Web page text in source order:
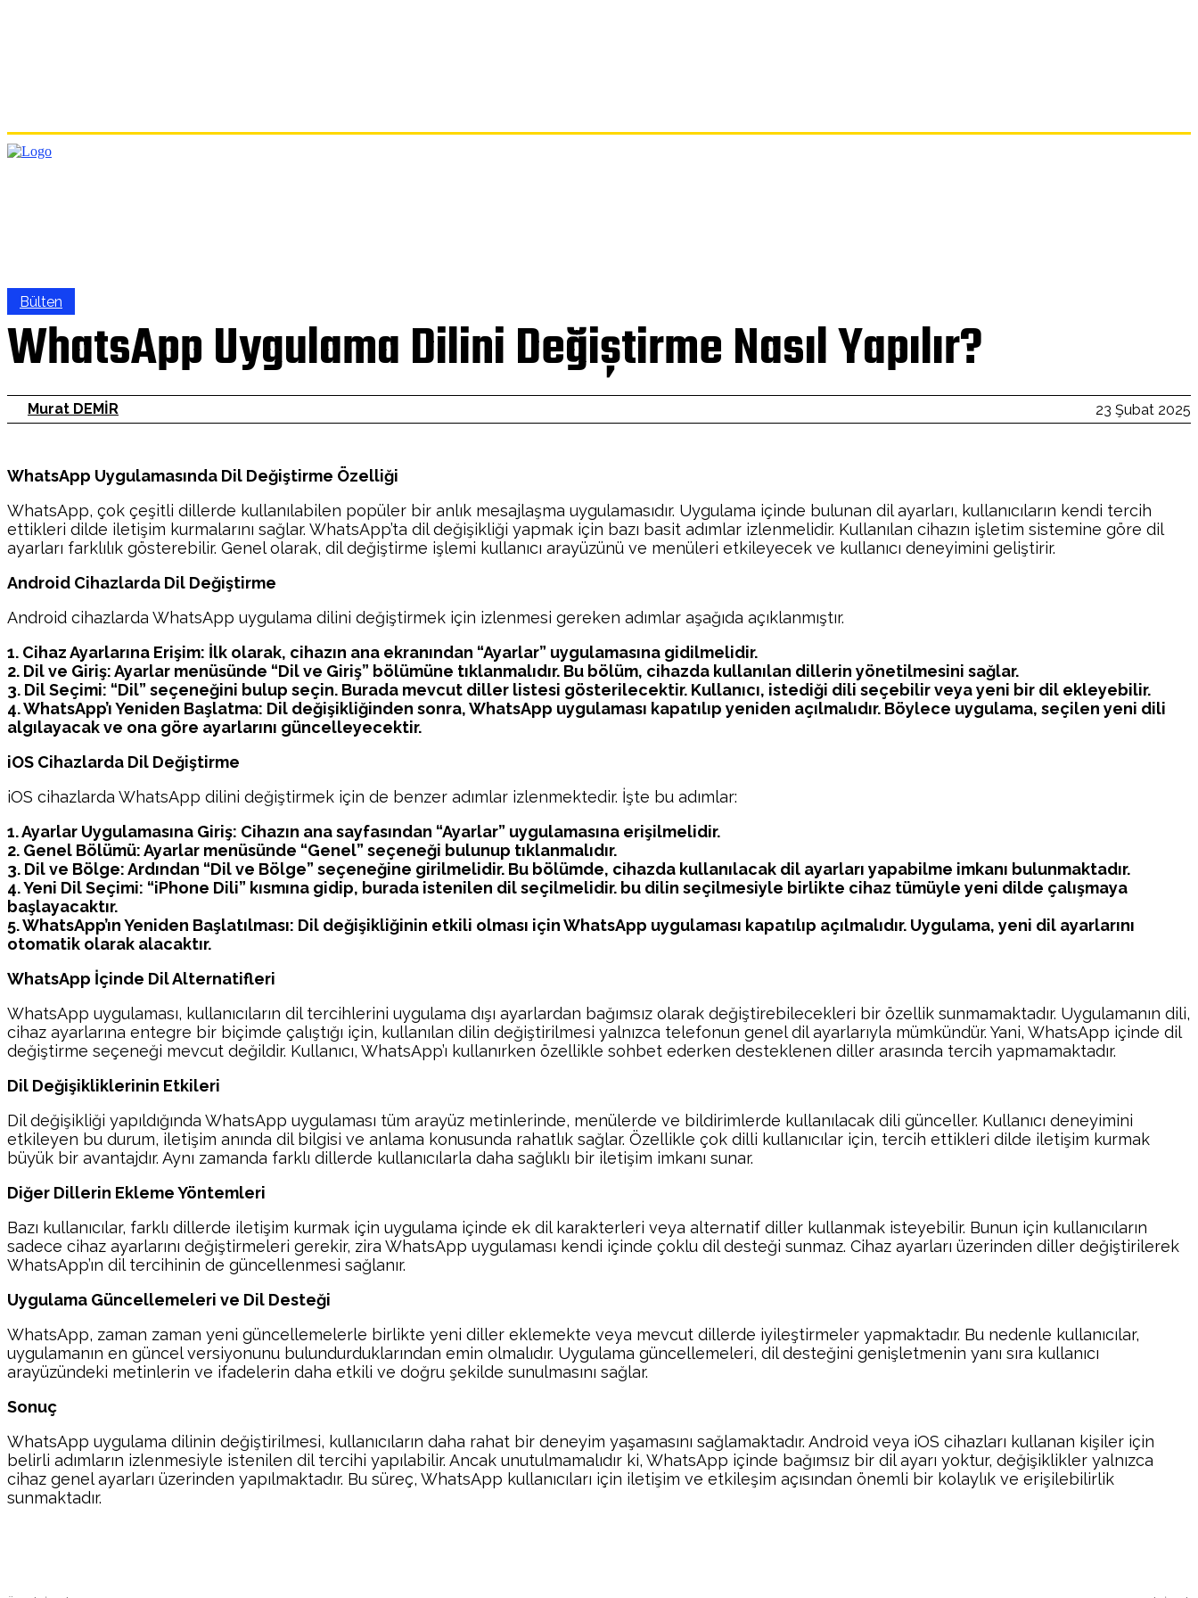
Bülten
WhatsApp Uygulama Dilini Değiştirme Nasıl Yapılır?
23 Şubat 2025
Murat DEMİR
WhatsApp Uygulamasında Dil Değiştirme Özelliği
WhatsApp, çok çeşitli dillerde kullanılabilen popüler bir anlık mesajlaşma uygulamasıdır. Uygulama içinde bulunan dil ayarları, kullanıcıların kendi tercih
ettikleri dilde iletişim kurmalarını sağlar. WhatsApp’ta dil değişikliği yapmak için bazı basit adımlar izlenmelidir. Kullanılan cihazın işletim sistemine göre dil
ayarları farklılık gösterebilir. Genel olarak, dil değiştirme işlemi kullanıcı arayüzünü ve menüleri etkileyecek ve kullanıcı deneyimini geliştirir.
Android Cihazlarda Dil Değiştirme
Android cihazlarda WhatsApp uygulama dilini değiştirmek için izlenmesi gereken adımlar aşağıda açıklanmıştır.
1. Cihaz Ayarlarına Erişim: İlk olarak, cihazın ana ekranından “Ayarlar” uygulamasına gidilmelidir.
2. Dil ve Giriş: Ayarlar menüsünde “Dil ve Giriş” bölümüne tıklanmalıdır. Bu bölüm, cihazda kullanılan dillerin yönetilmesini sağlar.
3. Dil Seçimi: “Dil” seçeneğini bulup seçin. Burada mevcut diller listesi gösterilecektir. Kullanıcı, istediği dili seçebilir veya yeni bir dil ekleyebilir.
4. WhatsApp’ı Yeniden Başlatma: Dil değişikliğinden sonra, WhatsApp uygulaması kapatılıp yeniden açılmalıdır. Böylece uygulama, seçilen yeni dili
algılayacak ve ona göre ayarlarını güncelleyecektir.
iOS Cihazlarda Dil Değiştirme
iOS cihazlarda WhatsApp dilini değiştirmek için de benzer adımlar izlenmektedir. İşte bu adımlar:
1. Ayarlar Uygulamasına Giriş: Cihazın ana sayfasından “Ayarlar” uygulamasına erişilmelidir.
2. Genel Bölümü: Ayarlar menüsünde “Genel” seçeneği bulunup tıklanmalıdır.
3. Dil ve Bölge: Ardından “Dil ve Bölge” seçeneğine girilmelidir. Bu bölümde, cihazda kullanılacak dil ayarları yapabilme imkanı bulunmaktadır.
4. Yeni Dil Seçimi: “iPhone Dili” kısmına gidip, burada istenilen dil seçilmelidir. bu dilin seçilmesiyle birlikte cihaz tümüyle yeni dilde çalışmaya
başlayacaktır.
5. WhatsApp’ın Yeniden Başlatılması: Dil değişikliğinin etkili olması için WhatsApp uygulaması kapatılıp açılmalıdır. Uygulama, yeni dil ayarlarını
otomatik olarak alacaktır.
WhatsApp İçinde Dil Alternatifleri
WhatsApp uygulaması, kullanıcıların dil tercihlerini uygulama dışı ayarlardan bağımsız olarak değiştirebilecekleri bir özellik sunmamaktadır. Uygulamanın dili,
cihaz ayarlarına entegre bir biçimde çalıştığı için, kullanılan dilin değiştirilmesi yalnızca telefonun genel dil ayarlarıyla mümkündür. Yani, WhatsApp içinde dil
değiştirme seçeneği mevcut değildir. Kullanıcı, WhatsApp’ı kullanırken özellikle sohbet ederken desteklenen diller arasında tercih yapmamaktadır.
Dil Değişikliklerinin Etkileri
Dil değişikliği yapıldığında WhatsApp uygulaması tüm arayüz metinlerinde, menülerde ve bildirimlerde kullanılacak dili günceller. Kullanıcı deneyimini
etkileyen bu durum, iletişim anında dil bilgisi ve anlama konusunda rahatlık sağlar. Özellikle çok dilli kullanıcılar için, tercih ettikleri dilde iletişim kurmak
büyük bir avantajdır. Aynı zamanda farklı dillerde kullanıcılarla daha sağlıklı bir iletişim imkanı sunar.
Diğer Dillerin Ekleme Yöntemleri
Bazı kullanıcılar, farklı dillerde iletişim kurmak için uygulama içinde ek dil karakterleri veya alternatif diller kullanmak isteyebilir. Bunun için kullanıcıların
sadece cihaz ayarlarını değiştirmeleri gerekir, zira WhatsApp uygulaması kendi içinde çoklu dil desteği sunmaz. Cihaz ayarları üzerinden diller değiştirilerek
WhatsApp’ın dil tercihinin de güncellenmesi sağlanır.
Uygulama Güncellemeleri ve Dil Desteği
WhatsApp, zaman zaman yeni güncellemelerle birlikte yeni diller eklemekte veya mevcut dillerde iyileştirmeler yapmaktadır. Bu nedenle kullanıcılar,
uygulamanın en güncel versiyonunu bulundurduklarından emin olmalıdır. Uygulama güncellemeleri, dil desteğini genişletmenin yanı sıra kullanıcı
arayüzündeki metinlerin ve ifadelerin daha etkili ve doğru şekilde sunulmasını sağlar.
Sonuç
WhatsApp uygulama dilinin değiştirilmesi, kullanıcıların daha rahat bir deneyim yaşamasını sağlamaktadır. Android veya iOS cihazları kullanan kişiler için
belirli adımların izlenmesiyle istenilen dil tercihi yapılabilir. Ancak unutulmamalıdır ki, WhatsApp içinde bağımsız bir dil ayarı yoktur, değişiklikler yalnızca
cihaz genel ayarları üzerinden yapılmaktadır. Bu süreç, WhatsApp kullanıcıları için iletişim ve etkileşim açısından önemli bir kolaylık ve erişilebilirlik
sunmaktadır.